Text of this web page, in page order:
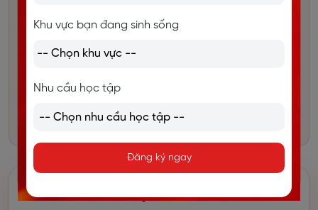
hành cùnghàng trăm nghìn học viên
IELTS đúng hướng, bứt phá band điểm mục tiêu từ
con số 0.
Đừng bỏ lỡ cơ hội vàng này!
ĐĂNG KÝ HỌC THỬ MIỄN PHÍ
Khu vực bạn đang sinh sống
Nhu cầu học tập
Đăng ký ngay